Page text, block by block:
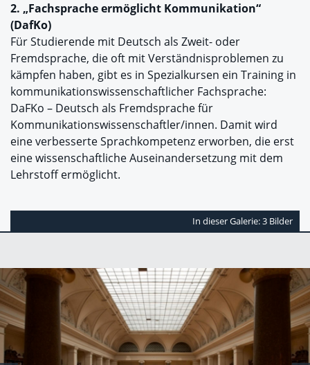
2. „Fachsprache ermöglicht Kommunikation“
(DafKo)
Für Studierende mit Deutsch als Zweit- oder
Fremdsprache, die oft mit Verständnisproblemen zu
kämpfen haben, gibt es in Spezialkursen ein Training in
kommunikationswissenschaftlicher Fachsprache:
DaFKo – Deutsch als Fremdsprache für
Kommunikationswissenschaftler/innen. Damit wird
eine verbesserte Sprachkompetenz erworben, die erst
eine wissenschaftliche Auseinandersetzung mit dem
Lehrstoff ermöglicht.
In dieser Galerie: 3 Bilder